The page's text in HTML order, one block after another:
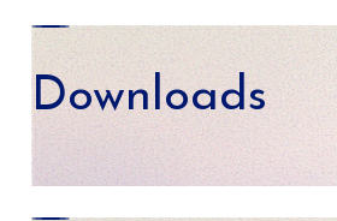
Downloads